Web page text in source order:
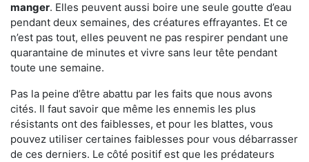
manger. Elles peuvent aussi boire une seule goutte d’eau
pendant deux semaines, des créatures effrayantes. Et ce
n’est pas tout, elles peuvent ne pas respirer pendant une
quarantaine de minutes et vivre sans leur tête pendant
toute une semaine.
Pas la peine d’être abattu par les faits que nous avons
cités. Il faut savoir que même les ennemis les plus
résistants ont des faiblesses, et pour les blattes, vous
pouvez utiliser certaines faiblesses pour vous débarrasser
de ces derniers. Le côté positif est que les prédateurs